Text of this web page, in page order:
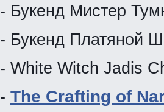
- Букенд Мистер
- Букенд Платяной
- White Witch Jadis
- The Crafting of